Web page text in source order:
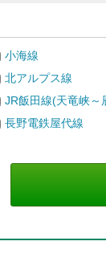
小海線
北アルプス線
JR飯田線(天竜峡～
長野電鉄屋代線